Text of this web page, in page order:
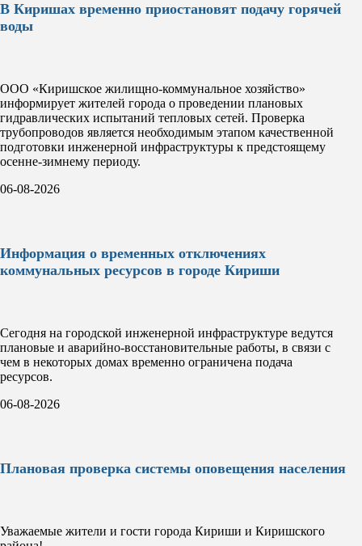
В Киришах временно приостановят подачу горячей
воды
ООО «Киришское жилищно-коммунальное хозяйство»
информирует жителей города о проведении плановых
гидравлических испытаний тепловых сетей. Проверка
трубопроводов является необходимым этапом качественной
подготовки инженерной инфраструктуры к предстоящему
осенне-зимнему периоду.
06-08-2026
Информация о временных отключениях
коммунальных ресурсов в городе Кириши
Сегодня на городской инженерной инфраструктуре ведутся
плановые и аварийно-восстановительные работы, в связи с
чем в некоторых домах временно ограничена подача
ресурсов.
06-08-2026
Плановая проверка системы оповещения населения
Уважаемые жители и гости города Кириши и Киришского